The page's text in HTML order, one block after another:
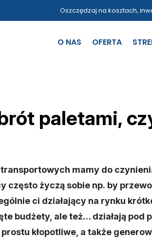
Oszczędzaj na kosztach,
O NAS OFERTA
paletami,
mamy do
często życzą sobie np. by
ci działający na rynku
budżety, ale też… działają pod
kłopotliwe, a także